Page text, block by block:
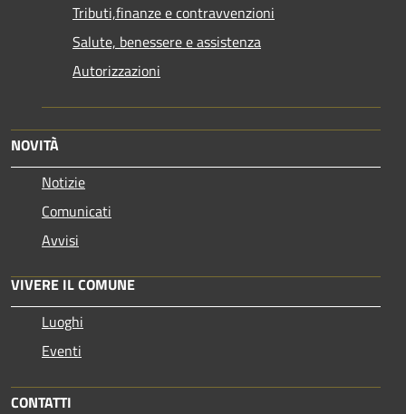
Tributi,finanze e contravvenzioni
Salute, benessere e assistenza
Autorizzazioni
NOVITÀ
Notizie
Comunicati
Avvisi
VIVERE IL COMUNE
Luoghi
Eventi
CONTATTI